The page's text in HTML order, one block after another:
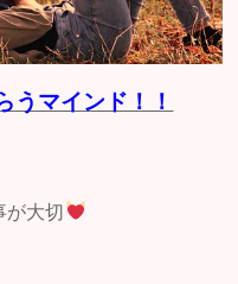
マインド！！
が大切